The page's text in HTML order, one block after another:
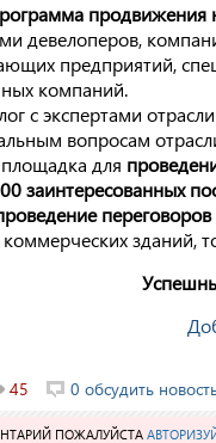
продвижения
девелоперов,
предприятий,
компаний.
с экспертами
вопросам
для
заинтересованных
переговоров
зданий,
45 0 обсудить
ПОЖАЛУЙСТА